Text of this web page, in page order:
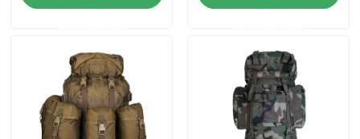
Mantel Musim Dingin Militer
Ransel Taktis Militer